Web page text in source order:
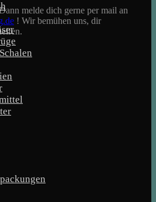
melde dich gerne per mail an
! Wir bemühen uns, dir